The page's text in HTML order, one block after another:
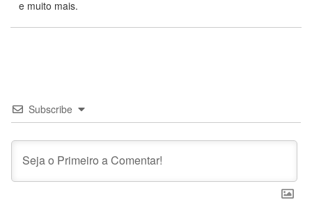
e muito mais.
Subscribe